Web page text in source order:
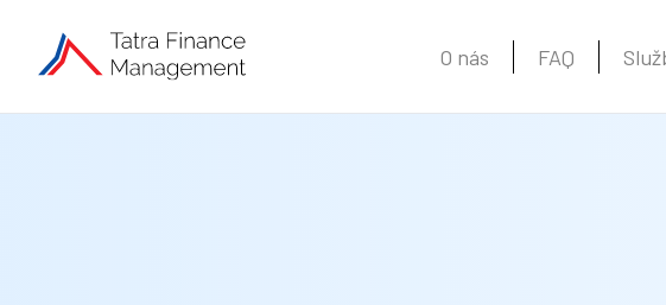
O nás FAQ